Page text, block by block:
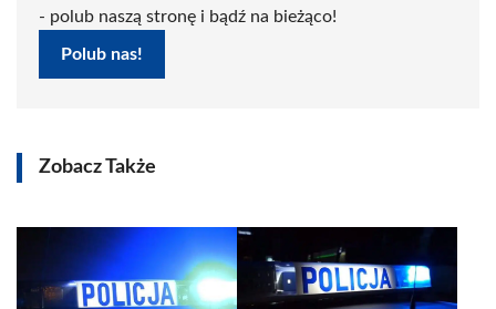
- polub naszą stronę i bądź na bieżąco!
Polub nas!
Zobacz Także